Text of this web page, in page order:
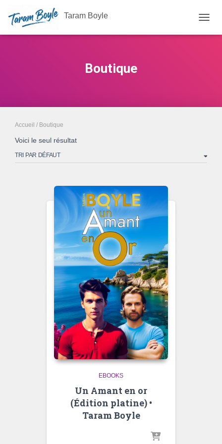
Taram Boyle
Boutique
Accueil / Boutique
Voici le seul résultat
EBOOKS
Un Amant en or
(Édition platine) •
Taram Boyle